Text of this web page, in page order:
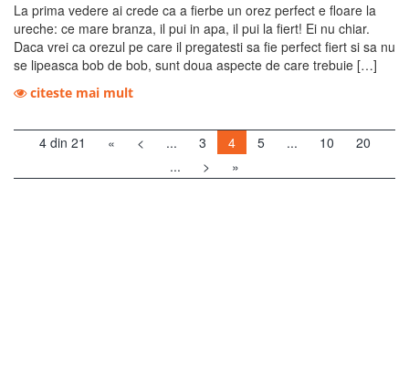
La prima vedere ai crede ca a fierbe un orez perfect e floare la
ureche: ce mare branza, il pui in apa, il pui la fiert! Ei nu chiar.
Daca vrei ca orezul pe care il pregatesti sa fie perfect fiert si sa nu
se lipeasca bob de bob, sunt doua aspecte de care trebuie […]
citeste mai mult
4 din 21 « < ... 3 4 5 ... 10
20
...
> »